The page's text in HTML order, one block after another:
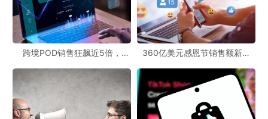
税的人是傻瓜！”，“美国现在是世界上最富有、最受尊敬的国
家”，“（美国）正收取数万亿美元的（关税）资金，不久后将开始偿
还高达37万亿美元的巨额债务。”，“每人将获得至少2000美元的分
红（高收入人群除外！）。”
发帖之后，打款细节还没公布，但是已经在美国引发大量的议论。
有网友认为，特朗普正在帮助美国人民。
跨境POD销售狂飙近5倍，
360亿美元感恩节销售额新纪
新风潮！